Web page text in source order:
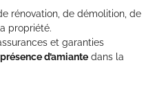
rénovation, de démolition, de
propriété.
et garanties
présence d’amiante dans la